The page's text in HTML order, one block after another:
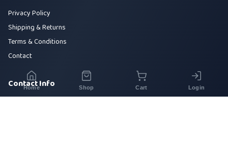
Privacy Policy
Shipping & Returns
Terms & Conditions
Contact
Contact Info
Home Shop Cart Login